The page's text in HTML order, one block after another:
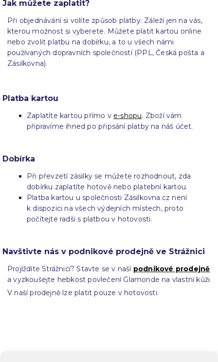
Jak můžete zaplatit?
Při objednávání si volíte způsob platby. Záleží jen na vás,
kterou možnost si vyberete. Můžete platit kartou online
nebo zvolit platbu na dobírku, a to u všech námi
používaných dopravních společností (PPL, Česká pošta a
Zásilkovna).
Platba kartou
Zaplatíte kartou přímo v e-shopu. Zboží vám
připravíme ihned po připsání platby na náš účet.
Dobírka
Při převzetí zásilky se můžete rozhodnout, zda
dobírku zaplatíte hotově nebo platební kartou.
Platba kartou u společnosti Zásilkovna.cz není
k dispozici na všech výdejních místech, proto
počítejte radši s platbou v hotovosti.
Navštivte nás v podnikové prodejně ve Strážnici
Projíždíte Strážnicí? Stavte se v naší podnikové prodejně
a vyzkoušejte hebkost povlečení Glamonde na vlastní kůži.
V naší prodejně lze platit pouze v hotovosti.